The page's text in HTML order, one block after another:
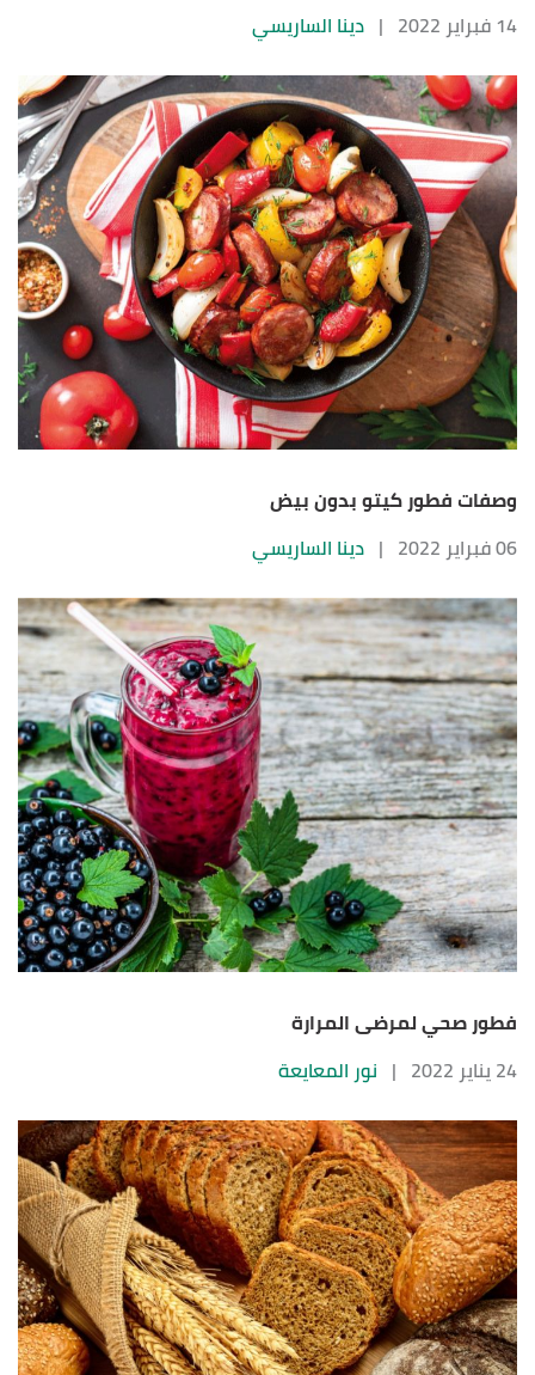
14 فبراير 2022
| دينا الساريسي
وصفات فطور كيتو بدون بيض
06 فبراير 2022
| دينا الساريسي
فطور صحي لمرضى المرارة
24 يناير 2022
| نور المعايعة